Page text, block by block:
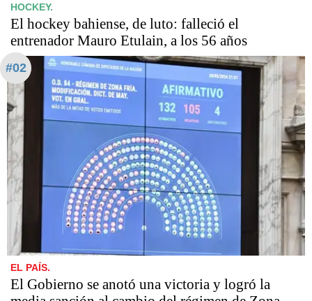
HOCKEY.
El hockey bahiense, de luto: falleció el
entrenador Mauro Etulain, a los 56 años
#02
EL PAÍS.
El Gobierno se anotó una victoria y logró la